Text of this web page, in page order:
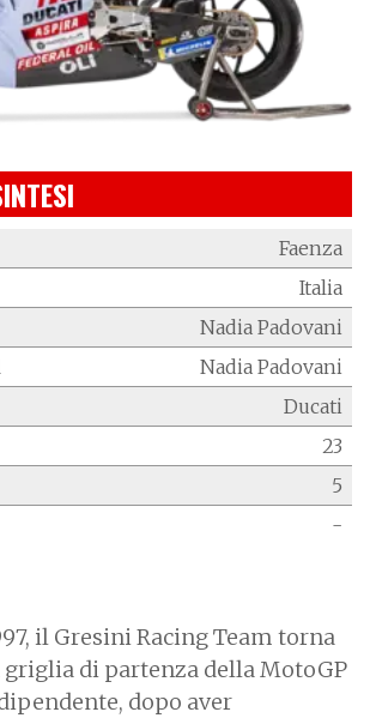
Faenza
Italia
Nadia Padovani
Nadia Padovani
Ducati
23
5
-
il Gresini Racing Team torna
di partenza della MotoGP
dopo aver